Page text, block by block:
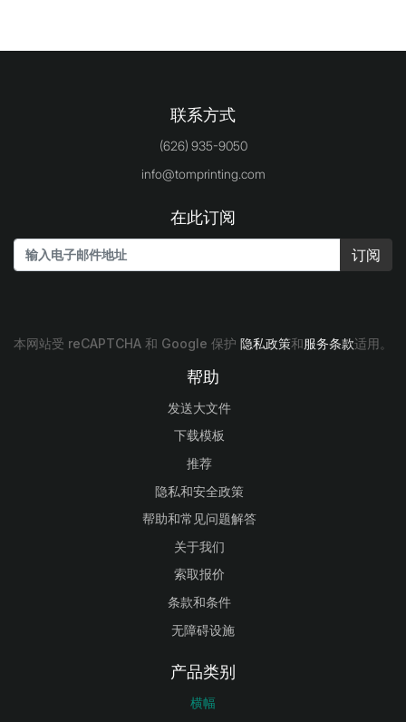
联系方式
(626) 935-9050
info@tomprinting.com
在此订阅
订阅
本网站受 reCAPTCHA 和 Google 保护 隐私政策和服务条款适用。
帮助
发送大文件
下载模板
推荐
隐私和安全政策
帮助和常见问题解答
关于我们
索取报价
条款和条件
无障碍设施
产品类别
横幅